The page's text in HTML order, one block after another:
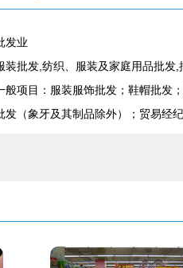
发业
装批发,纺织、服装及家庭用品批发
般项目：服装服饰批发；鞋帽批发
发（象牙及其制品除外）；贸易经纪